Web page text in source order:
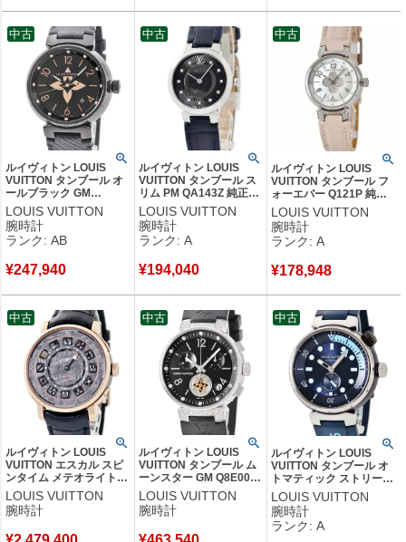
ルイヴィトン LOUIS
VUITTON タンブール オ
ールブラック GM
QA049Z 純正ダイヤ 黒
ブラックPVD モノグラム
フラワー メンズ 腕時計
クオーツ ブラック 【中
LOUIS VUITTON
腕時計
ランク: AB
¥247,940
中古
ルイヴィトン LOUIS
VUITTON タンブール ス
リム PM QA143Z 純正ダ
イヤ モノグラム 黒 ブラ
ック ギョウシェ レディ
ース 腕時計クオーツ ブ
ラック 【中古】中古美品
LOUIS VUITTON
腕時計
ランク: A
¥194,040
中古
ルイヴィトン LOUIS
VUITTON タンブール フ
ォーエバー Q121P 純正
ダイヤ ホワイト シェル
アラビア バー レディース
腕時計クオーツ ホワイト
【中古】中古美品
LOUIS VUITTON
腕時計
ランク: A
¥178,948
中古
ルイヴィトン LOUIS
VUITTON エスカル スピ
ンタイム メテオライト
オトマティック Q5EGA3
K18PG無垢×Ti PVD グレ
ー メンズ 腕時計自動巻
LOUIS VUITTON
腕時計
中古
ルイヴィトン LOUIS
VUITTON タンブール ム
ーンスター GM Q8E00Z
純正ダイヤ ブラック ク
ロノグラフ デイト メン
ズ 腕時計クオーツ ブラ
LOUIS VUITTON
腕時計
中古
ルイヴィトン LOUIS
VUITTON タンブール オ
トマティック ストリート
ダイバー スカイラインブ
ルー QA121 ネイビー メ
ンズ 腕時計自動巻き ネイ
ビー 【中古】中古美品
LOUIS VUITTON
腕時計
ランク: A
中古